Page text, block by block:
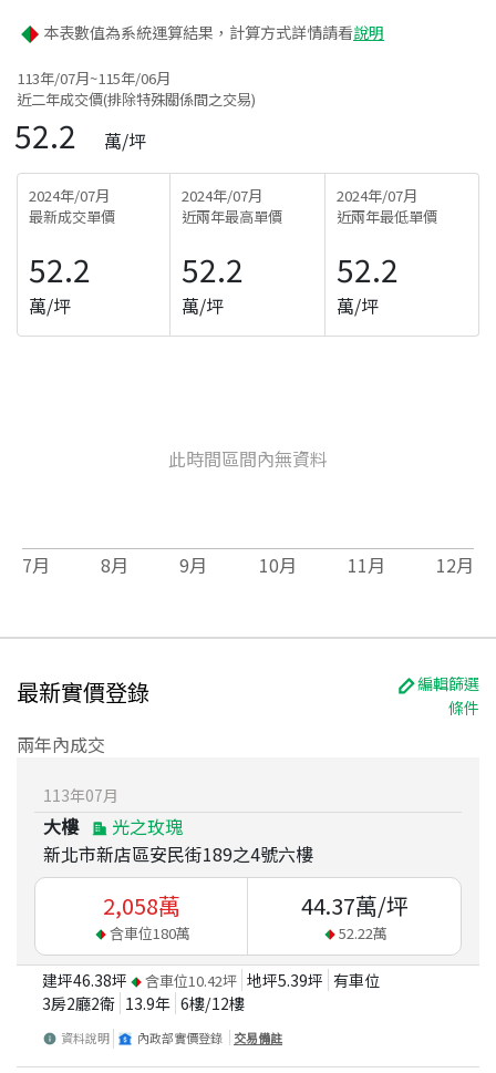
本表數值為系統運算結果，計算方式詳情請看說明
113年/07月~115年/06月
近二年成交價(排除特殊關係間之交易)
52.2 萬/坪
2024年/07月
最新成交單價
52.2
萬/坪
2024年/07月
近兩年最高單價
52.2
萬/坪
2024年/07月
近兩年最低單價
52.2
萬/坪
此時間區間內無資料
7月 8月 9月 10月 11月 12月
最新實價登錄
編輯篩選
條件
兩年內成交
113年07月
大樓
光之玫瑰
新北市新店區安民街189之4號六樓
2,058萬
含車位180萬
44.37萬/坪
52.22萬
建坪46.38坪 含車位10.42坪 地坪5.39坪 有車位
3房2廳2衛 13.9年 6樓/12樓
資料說明 內政部實價登錄 交易備註